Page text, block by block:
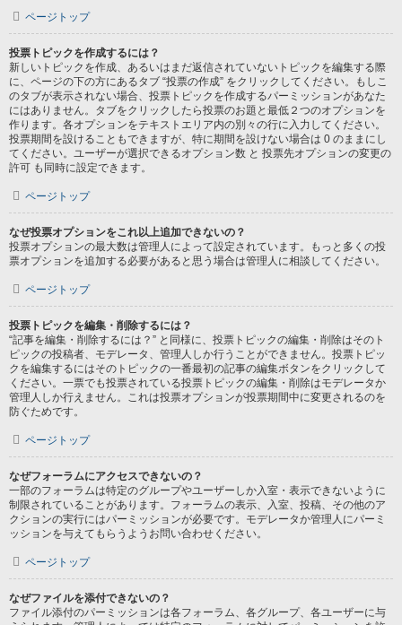
ページトップ
投票トピックを作成するには？
新しいトピックを作成、あるいはまだ返信されていないトピックを編集する際
に、ページの下の方にあるタブ “投票の作成” をクリックしてください。もしこ
のタブが表示されない場合、投票トピックを作成するパーミッションがあなた
にはありません。タブをクリックしたら投票のお題と最低２つのオプションを
作ります。各オプションをテキストエリア内の別々の行に入力してください。
投票期間を設けることもできますが、特に期間を設けない場合は 0 のままにし
てください。ユーザーが選択できるオプション数 と 投票先オプションの変更の
許可 も同時に設定できます。
ページトップ
なぜ投票オプションをこれ以上追加できないの？
投票オプションの最大数は管理人によって設定されています。もっと多くの投
票オプションを追加する必要があると思う場合は管理人に相談してください。
ページトップ
投票トピックを編集・削除するには？
“記事を編集・削除するには？” と同様に、投票トピックの編集・削除はそのト
ピックの投稿者、モデレータ、管理人しか行うことができません。投票トピッ
クを編集するにはそのトピックの一番最初の記事の編集ボタンをクリックして
ください。一票でも投票されている投票トピックの編集・削除はモデレータか
管理人しか行えません。これは投票オプションが投票期間中に変更されるのを
防ぐためです。
ページトップ
なぜフォーラムにアクセスできないの？
一部のフォーラムは特定のグループやユーザーしか入室・表示できないように
制限されていることがあります。フォーラムの表示、入室、投稿、その他のア
クションの実行にはパーミッションが必要です。モデレータか管理人にパーミ
ッションを与えてもらうようお問い合わせください。
ページトップ
なぜファイルを添付できないの？
ファイル添付のパーミッションは各フォーラム、各グループ、各ユーザーに与